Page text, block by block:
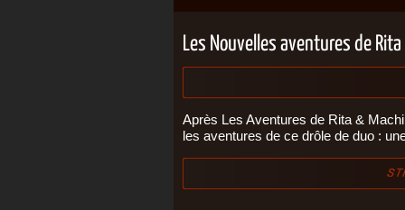
Les Nouvelles aventures de
Après Les Aventures de Rita &
les aventures de ce drôle de duo :